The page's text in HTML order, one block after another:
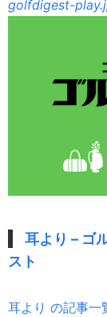
golfdigest-
耳より – ゴ
スト
耳より の記事一